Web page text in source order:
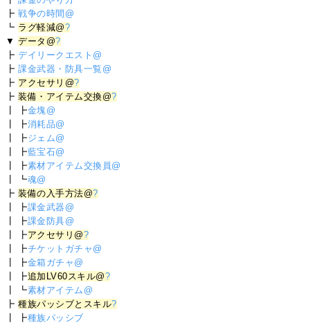
┣戦争の時間@
┗ ラグ軽減@?
▼データ@?
┣デイリークエスト@
┣課金武器・防具一覧@
┣ アクセサリ@?
┣装備・アイテム交換@?
┃ ┣金塊@
┃ ┣消耗品@
┃ ┣ジェム@
┃ ┣藍宝石@
┃ ┣素材アイテム交換員@
┃ ┗魂@
┣装備の入手方法@?
┃ ┣課金武器@
┃ ┣課金防具@
┃ ┣アクセサリ@?
┃ ┣チケットガチャ@
┃ ┣金箱ガチャ@
┃ ┣追加LV60スキル@?
┃ ┗素材アイテム@
┣種族パッシブとスキル?
┃ ┣種族パッシブ